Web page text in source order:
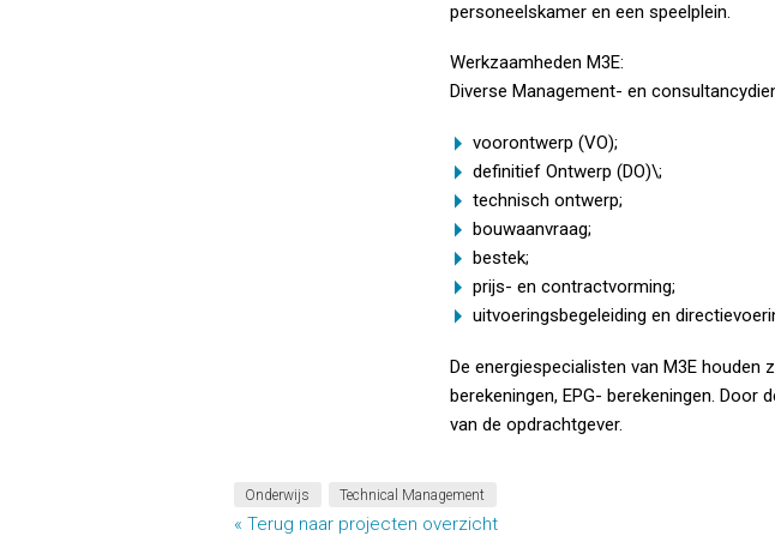
personeelskamer en een speelplein.
Werkzaamheden M3E:
Diverse Management- en
voorontwerp (VO);
definitief Ontwerp (DO)\;
technisch ontwerp;
bouwaanvraag;
bestek;
prijs- en contractvorming;
uitvoeringsbegeleiding en
De energiespecialisten van M3E houden
berekeningen, EPG- berekeningen. Door
van de opdrachtgever.
Onderwijs Technical Management
« Terug naar projecten overzicht